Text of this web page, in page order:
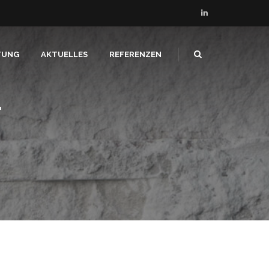
AKTUELLES REFERENZEN